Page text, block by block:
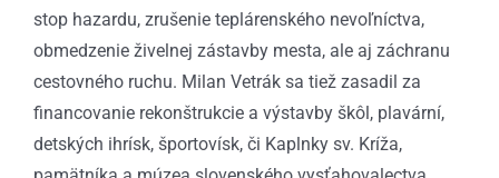
stop hazardu, zrušenie teplárenského nevoľníctva,
obmedzenie živelnej zástavby mesta, ale aj záchranu
cestovného ruchu. Milan Vetrák sa tiež zasadil za
financovanie rekonštrukcie a výstavby škôl, plavární,
detských ihrísk, športovísk, či Kaplnky sv. Kríža,